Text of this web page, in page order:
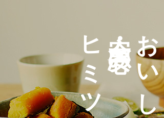
安全・安心の
ヒミツ